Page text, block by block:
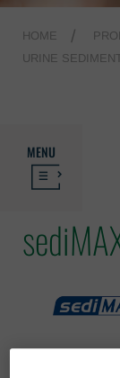
HOME
URINE
MENU